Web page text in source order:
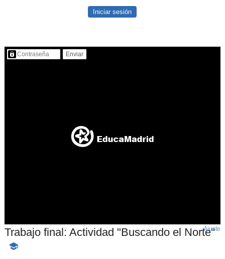
Iniciar sesión
Contenido protegido…
Trabajo final: Actividad "Buscando el Norte"
-
Ajuste